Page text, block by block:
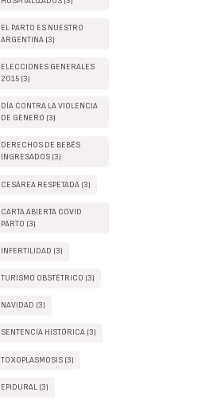
EL PARTO ES NUESTRO
ARGENTINA (3)
ELECCIONES GENERALES
2015 (3)
DÍA CONTRA LA VIOLENCIA
DE GÉNERO (3)
DERECHOS DE BEBÉS
INGRESADOS (3)
CESÁREA RESPETADA (3)
CARTA ABIERTA COVID
PARTO (3)
INFERTILIDAD (3)
TURISMO OBSTÉTRICO (3)
NAVIDAD (3)
SENTENCIA HISTÓRICA (3)
TOXOPLASMOSIS (3)
EPIDURAL (3)